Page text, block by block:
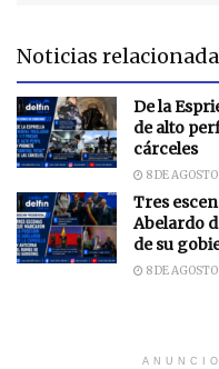
Noticias
De la
de alto
cárceles
8 DE
Tres
Abelardo
de su
8 DE